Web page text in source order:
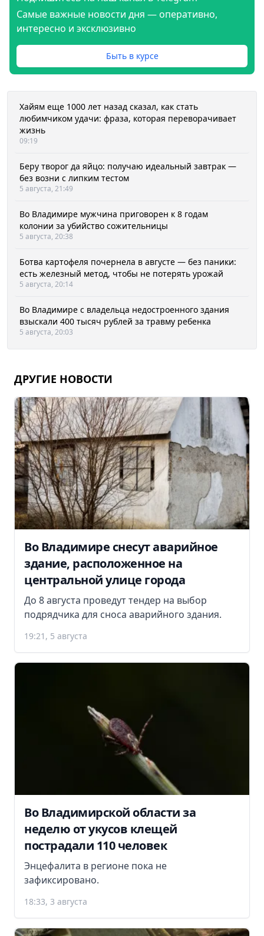
Самые важные новости дня — оперативно,
интересно и эксклюзивно
Быть в курсе
Хайям еще 1000 лет назад сказал, как стать
любимчиком удачи: фраза, которая переворачивает
жизнь
09:19
Беру творог да яйцо: получаю идеальный завтрак —
без возни с липким тестом
5 августа, 21:49
Во Владимире мужчина приговорен к 8 годам
колонии за убийство сожительницы
5 августа, 20:38
Ботва картофеля почернела в августе — без паники:
есть железный метод, чтобы не потерять урожай
5 августа, 20:14
Во Владимире с владельца недостроенного здания
взыскали 400 тысяч рублей за травму ребенка
5 августа, 20:03
ДРУГИЕ НОВОСТИ
Во Владимире снесут аварийное
здание, расположенное на
центральной улице города
До 8 августа проведут тендер на выбор
подрядчика для сноса аварийного здания.
19:21, 5 августа
Во Владимирской области за
неделю от укусов клещей
пострадали 110 человек
Энцефалита в регионе пока не
зафиксировано.
18:33, 3 августа